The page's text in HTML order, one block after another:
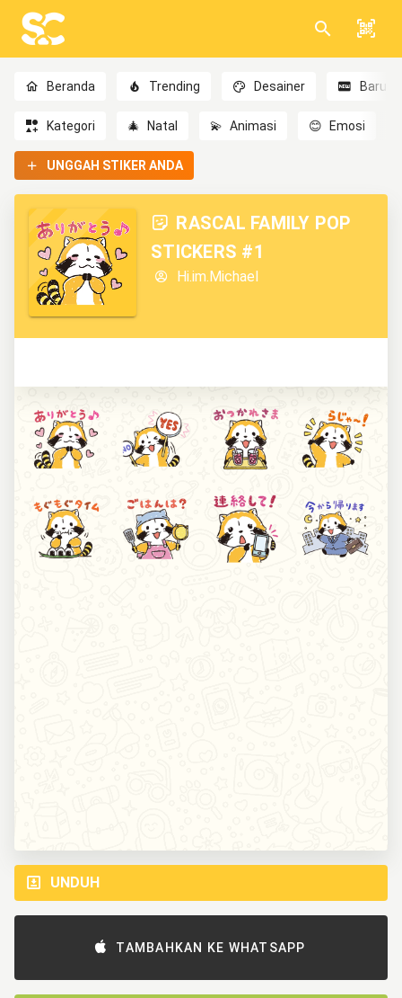
Beranda Trending Desainer Baru
Kategori 🎄 Natal 💫 Animasi 😊 Emosi
UNGGAH STIKER ANDA
RASCAL FAMILY POP
STICKERS #1
Hi.im.Michael
UNDUH
TAMBAHKAN KE WHATSAPP